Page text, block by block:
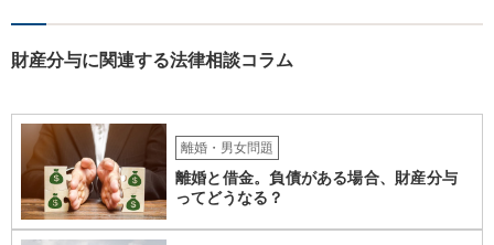
財産分与に関連する法律相談コラム
離婚・男女問題
離婚と借金。負債がある場合、財産分与
ってどうなる？